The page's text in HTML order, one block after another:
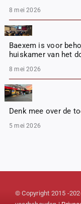
8 mei 2026
Baexem is voor
huiskamer van het
8 mei 2026
Denk mee over de
5 mei 2026
© Copyright 2015 -